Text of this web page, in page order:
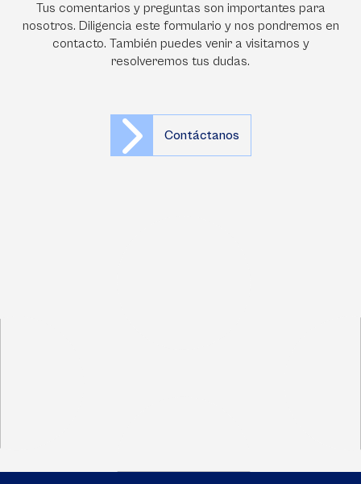
Tus comentarios y preguntas son importantes para
nosotros. Diligencia este formulario y nos pondremos en
contacto. También puedes venir a visitarnos y
resolveremos tus dudas.
Contáctanos